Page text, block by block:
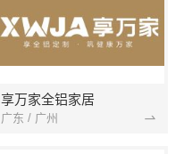
享万家全铝家居
广东 / 广州